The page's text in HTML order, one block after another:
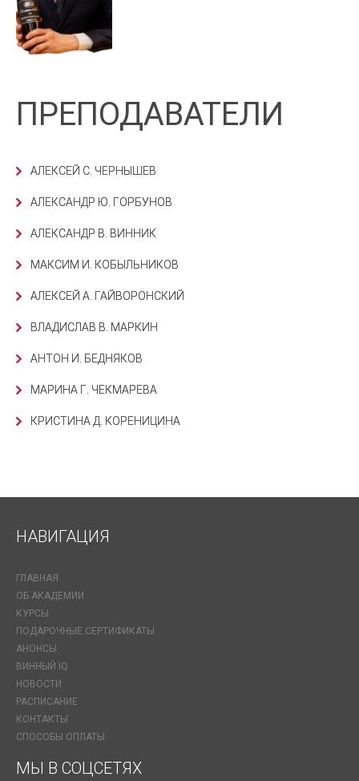
ПРЕПОДАВАТЕЛИ
АЛЕКСЕЙ С. ЧЕРНЫШЕВ
АЛЕКСАНДР Ю. ГОРБУНОВ
АЛЕКСАНДР В. ВИННИК
МАКСИМ И. КОБЫЛЬНИКОВ
АЛЕКСЕЙ А. ГАЙВОРОНСКИЙ
ВЛАДИСЛАВ В. МАРКИН
АНТОН И. БЕДНЯКОВ
МАРИНА Г. ЧЕКМАРЕВА
КРИСТИНА Д. КОРЕНИЦИНА
НАВИГАЦИЯ
ГЛАВНАЯ
ОБ АКАДЕМИИ
КУРСЫ
ПОДАРОЧНЫЕ СЕРТИФИКАТЫ
АНОНСЫ
ВИННЫЙ IQ
НОВОСТИ
РАСПИСАНИЕ
КОНТАКТЫ
СПОСОБЫ ОПЛАТЫ
МЫ В СОЦСЕТЯХ